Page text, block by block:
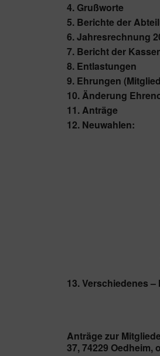
4. Grußworte
5. Berichte der
6. Jahresrechnung
7. Bericht der
8. Entlastungen
9. Ehrungen
10. Änderung
11. Anträge
12. Neuwahlen:
– 1-2
–
–
–
–
13. Verschiedenes
Anträge zur
37, 74229